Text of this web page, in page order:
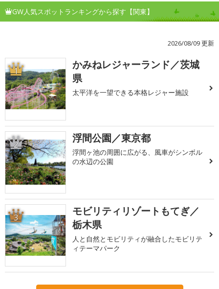
GW人気スポットランキングから探す【関東】
2026/08/09 更新
1
かみねレジャーランド／茨城
県
太平洋を一望できる本格レジャー施設
2 浮間公園／東京都
浮間ヶ池の周囲に広がる、風車がシンボル
の水辺の公園
3
モビリティリゾートもてぎ／
栃木県
人と自然とモビリティが融合したモビリテ
ィテーマパーク